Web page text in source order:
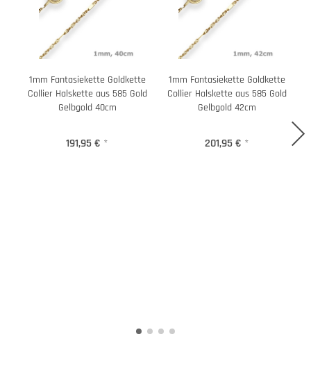
1mm Fantasiekette Goldkette
Collier Halskette aus 585 Gold
Gelbgold 40cm
191,95 € *
1mm Fantasiekette Goldkette
Collier Halskette aus 585 Gold
Gelbgold 42cm
201,95 € *